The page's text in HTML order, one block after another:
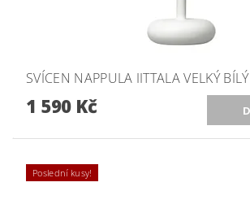
SVÍCEN NAPPULA IITTALA VELKÝ BÍLÝ
1 590 Kč
Poslední kusy!